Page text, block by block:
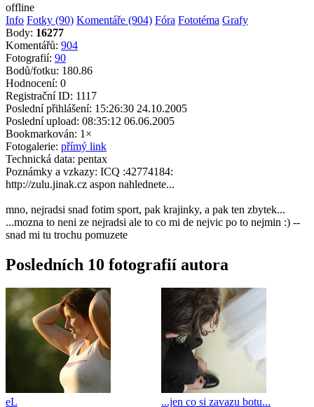
offline
Info Fotky (90) Komentáře (904) Fóra Fototéma Grafy
Body: 16277
Komentářů: 904
Fotografií: 90
Bodů/fotku: 180.86
Hodnocení: 0
Registrační ID: 1117
Poslední přihlášení: 15:26:30 24.10.2005
Poslední upload: 08:35:12 06.06.2005
Bookmarkován: 1×
Fotogalerie: přímý link
Technická data: pentax
Poznámky a vzkazy: ICQ :42774184:
http://zulu.jinak.cz aspon nahlednete...
mno, nejradsi snad fotim sport, pak krajinky, a pak ten zbytek...
...mozna to neni ze nejradsi ale to co mi de nejvic po to nejmin :) --
snad mi tu trochu pomuzete
Posledních 10 fotografií autora
eL
...jen co si zavazu botu...